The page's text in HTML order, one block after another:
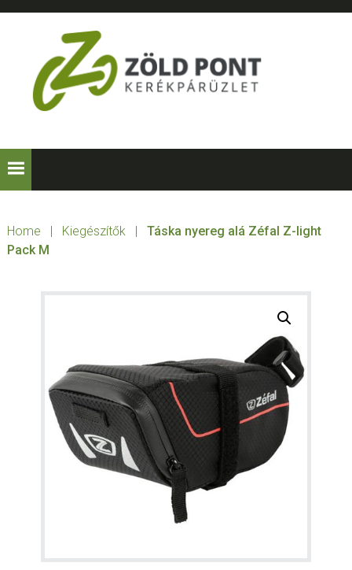
Skip
navigation
Skip
content
Skip
ZÖLD
PONT
Home | Kiegészítők |
Táska nyereg alá Zéfal Z-light
Pack M